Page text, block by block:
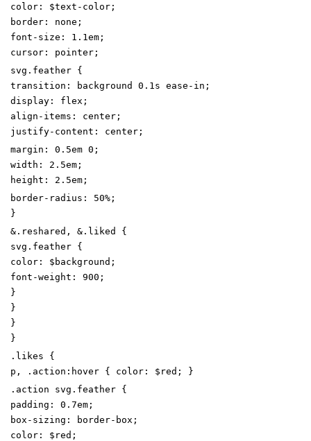
color : $text-color ;
border : none ;
font-size : 1 .1 em ;
cursor : pointer ;
svg . feather {
transition : background 0 .1 s ease-in ;
display : flex ;
align-items : center ;
justify-content : center ;
margin : 0 .5em 0 ;
width : 2 .5em ;
height : 2 .5em ;
border-radius : 50% ;
}
& . reshared , & . liked
{
svg . feather {
color : $background ;
font-weight : 900 ;
}
}
}
}
. likes
{
p , . action : hover { color : $red ;
}
. action svg . feather {
padding : 0 .7em ;
box-sizing : border-box ;
color : $red ;